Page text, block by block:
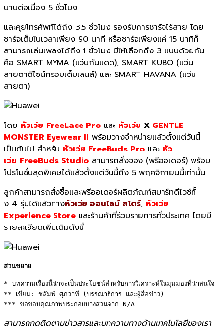
นานต่อเนื่อง 5 ชั่วโมง
และคุยโทรศัพท์ได้ถึง 3.5 ชั่วโมง รองรับการชาร์จไร้สาย โดย
ชาร์จเต็มในเวลาเพียง 90 นาที หรือชาร์จเพียงแค่ 15 นาทีก็
สามารถเล่นเพลงได้ถึง 1 ชั่วโมง มีให้เลือกถึง 3 แบบด้วยกัน
คือ SMART MYMA (แว่นกันแดด), SMART KUBO (แว่น
สายตาดีไซน์กรอบเต็มเลนส์) และ SMART HAVANA (แว่น
สายตา)
โดย หัวเว่ย FreeLace Pro และ หัวเว่ย X GENTLE
MONSTER Eyewear II พร้อมวางจำหน่ายแล้วตั้งแต่วันนี้
เป็นต้นไป สำหรับ หัวเว่ย FreeBuds Pro และ หัว
เว่ย FreeBuds Studio สามารถสั่งจอง (พรีออเดอร์) พร้อม
โปรโมชั่นสุดพิเศษได้แล้วตั้งแต่วันนี้ถึง 5 พฤศจิกายนนี้เท่านั้น
ลูกค้าสามารถสั่งซื้อและพรีออเดอร์ผลิตภัณฑ์สมาร์ทดีไวซ์ทั้
ง 4 รุ่นได้แล้วทางหัวเว่ย ออนไลน์ สโตร์, หัวเว่ย
Experience Store และร้านค้าที่ร่วมรายการทั่วประเทศ โดยมี
รายละเอียดเพิ่มเติมดังนี้
ส่วนขยาย
* บทความเรื่องนี้น่าจะเป็นประโยชน์สำหรับการวิเคราะห์ในมุมมองที่น่าสนใจ
** เขียน: ชลัมพ์ ศุภวาที (บรรณาธิการ และผู้สื่อข่าว)
*** ขอขอบคุณภาพประกอบบางส่วนจาก N/A
สามารถกดติดตามข่าวสารและบทความทางด้านเทคโนโลยีของเรา